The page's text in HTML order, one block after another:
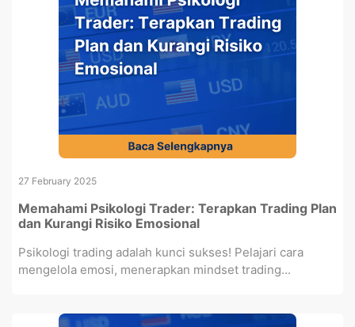
27 February 2025
Memahami Psikologi Trader: Terapkan Trading Plan
dan Kurangi Risiko Emosional
Psikologi trading adalah kunci sukses! Pelajari cara
mengelola emosi, menerapkan mindset trading...